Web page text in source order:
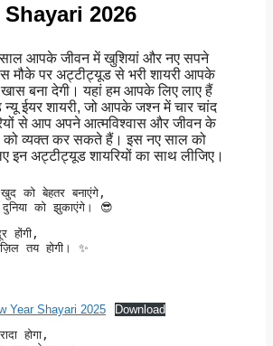
Shayari 2026
आपके जीवन में खुशियां और नए सपने
पर अट्टीट्यूड से भरी शायरी आपके
बना देगी। यहां हम आपके लिए लाए हैं
ईयर शायरी, जो आपके जश्न में चार चांद
से आप अपने आत्मविश्वास और जीवन के
को व्यक्त कर सकते हैं। इस नए साल को
इन अट्टीट्यूड शायरियों का साथ लीजिए।
को बेहतर बनाएंगे,
को झुकाएंगे। 😎
होंगी,
तय होगी। ✨
Year Shayari 2025
Download
होगा,